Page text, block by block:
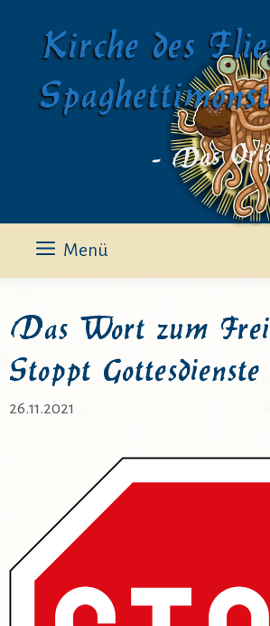
springenKirche des
- Das
Menü
Das Wort zum
Stoppt Gottesdienste
26.11.2021